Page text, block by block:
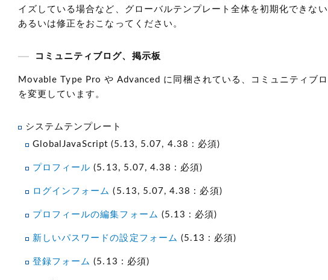
イズしている場合など、グローバルテンプレート全体を初期化できな
あるいは修正をおこなってください。
コミュニティブログ、掲示板
Movable Type Pro や Advanced に同梱されている、コミュニティブ
を変更しています。
システムテンプレート
GlobalJavaScript (5.13, 5.07, 4.38 : 必須)
プロフィール (5.13, 5.07, 4.38 : 必須)
ログインフォーム (5.13, 5.07, 4.38 : 必須)
プロフィールの編集フォーム (5.13 : 必須)
新しいパスワードの設定フォーム (5.13 : 必須)
登録フォーム (5.13 : 必須)